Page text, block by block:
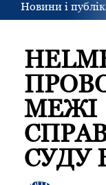
Новини і
МЕЖІ
СУДУ